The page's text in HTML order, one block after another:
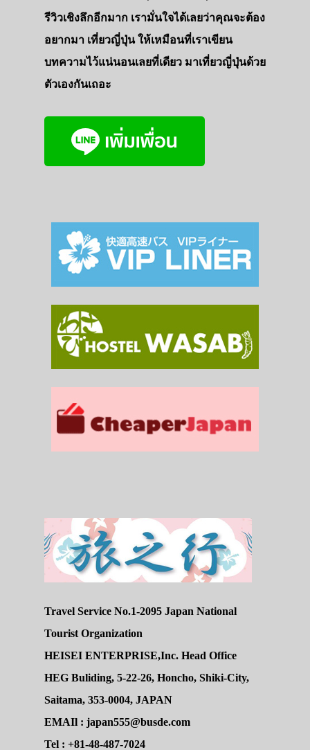
รีวิวเชิงลึกอีกมาก เรามั่นใจได้เลยว่าคุณจะต้อง
อยากมา เที่ยวญี่ปุ่น ให้เหมือนที่เราเขียน
บทความไว้แน่นอนเลยที่เดียว มาเที่ยวญี่ปุ่นด้วย
ตัวเองกันเถอะ
Travel Service No.1-2095 Japan National
Tourist Organization
HEISEI ENTERPRISE,Inc. Head Office
HEG Buliding, 5-22-26, Honcho, Shiki-City,
Saitama, 353-0004, JAPAN
EMAIl : japan555@busde.com
Tel : +81-48-487-7024